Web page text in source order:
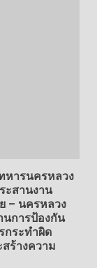
หารนครหลวง
ะสานงาน
– นครหลวง
นการป้องกัน
กระทำผิด
ร้างความ